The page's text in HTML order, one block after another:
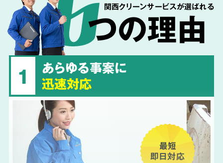
関西クリーンサービスが選ばれる
つの理由
1
あらゆる事案に
迅速対応
最短
即日対応